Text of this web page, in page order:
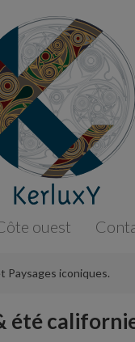
ouest
Paysages iconiques.
été